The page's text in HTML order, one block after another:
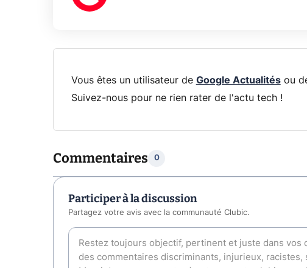
Vous êtes un utilisateur de Google Actualitésou
Suivez-nous pour ne rien rater de l'actu tech !
Commentaires 0
Participer à la discussion
Partagez votre avis avec la communauté Clubic.